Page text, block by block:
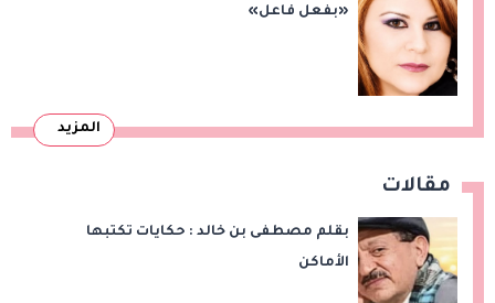
«بفعل فاعل»
المزيد
مقالات
بقلم مصطفى بن خالد : حكايات تكتبها
الأماكن